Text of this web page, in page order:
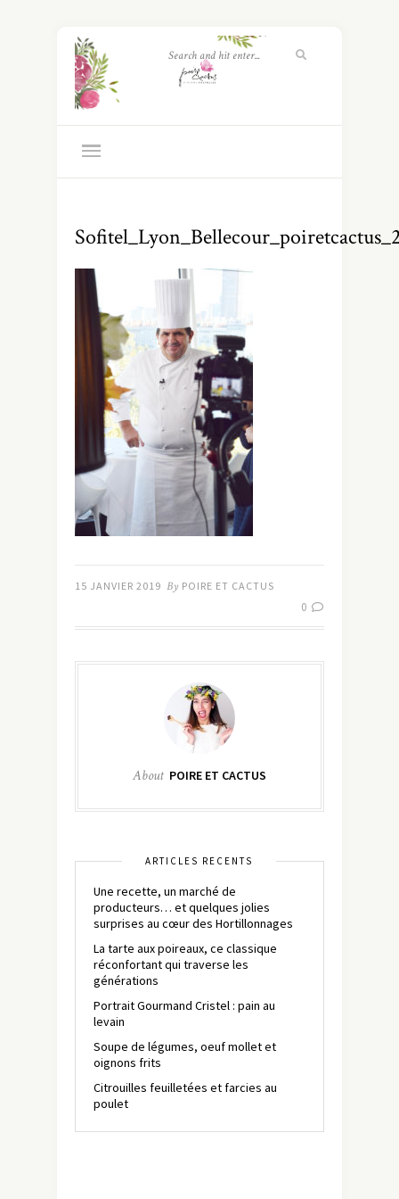
15 JANVIER 2019 By POIRE ET CACTUS
0
About POIRE ET CACTUS
ARTICLES RÉCENTS
Une recette, un marché de
producteurs… et quelques jolies
surprises au cœur des Hortillonnages
La tarte aux poireaux, ce classique
réconfortant qui traverse les
générations
Portrait Gourmand Cristel : pain au
levain
Soupe de légumes, oeuf mollet et
oignons frits
Citrouilles feuilletées et farcies au
poulet